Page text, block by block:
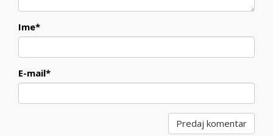
Ime*
E-mail*